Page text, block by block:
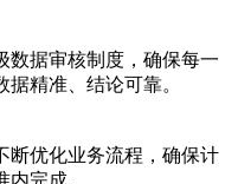
数据审核制度，确保每一
精准、结论可靠。
断优化业务流程，确保计
完成。